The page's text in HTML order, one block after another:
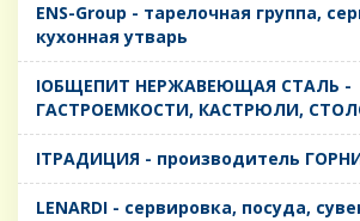
ENS-Group - тарелочная группа,
кухонная утварь
IОБЩЕПИТ НЕРЖАВЕЮЩАЯ СТАЛЬ -
ГАСТРОЕМКОСТИ, КАСТРЮЛИ,
IТРАДИЦИЯ - производитель
LENARDI - сервировка, посуда,